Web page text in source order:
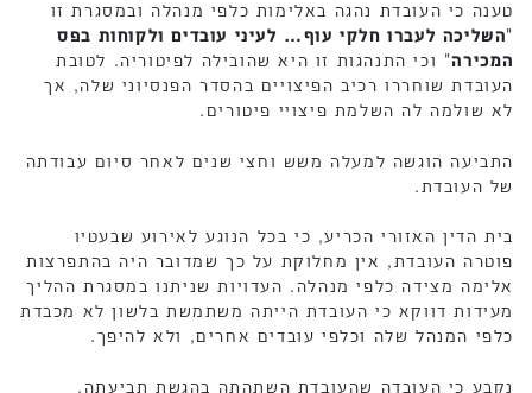
טענה כי העובדת נהגה באלימות כלפי מנהלה ובמסגרת זו
"השליכה לעברו חלקי עוף… לעיני עובדים ולקוחות בפס
המכירה" וכי התנהגות זו היא שהובילה לפיטוריה. לטובת
העובדת שוחררו רכיב הפיצויים בהסדר הפנסיוני שלה, אך
לא שולמה לה השלמת פיצויי פיטורים.
התביעה הוגשה למעלה משש וחצי שנים לאחר סיום עבודתה
של העובדת.
בית הדין האזורי הכריע, כי בכל הנוגע לאירוע שבעטיו
פוטרה העובדת, אין מחלוקת על כך שמדובר היה בהתפרצות
אלימה מצידה כלפי מנהלה. העדויות שניתנו במסגרת ההליך
מעידות דווקא כי העובדת הייתה משתמשת בלשון לא מכבדת
כלפי המנהל שלה וכלפי עובדים אחרים, ולא להיפך.
נקבע כי העובדה שהעובדת השתהתה בהגשת תביעתה,